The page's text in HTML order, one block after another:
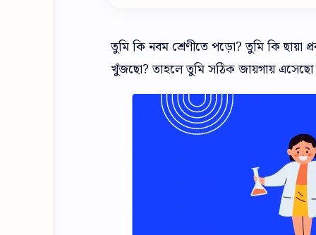
তুমি কি নবম শ্রেণীতে পড়ো? তুমি কি ছায়া
খুঁজছো? তাহলে তুমি সঠিক জায়গায়